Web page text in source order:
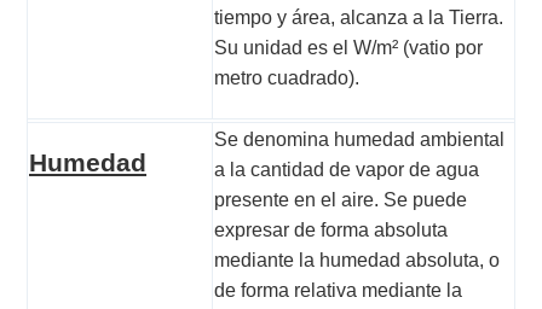
tiempo y área, alcanza a la Tierra.
Su unidad es el W/m² (vatio por
metro cuadrado).
Humedad
Se denomina humedad ambiental
a la cantidad de vapor de agua
presente en el aire. Se puede
expresar de forma absoluta
mediante la humedad absoluta, o
de forma relativa mediante la